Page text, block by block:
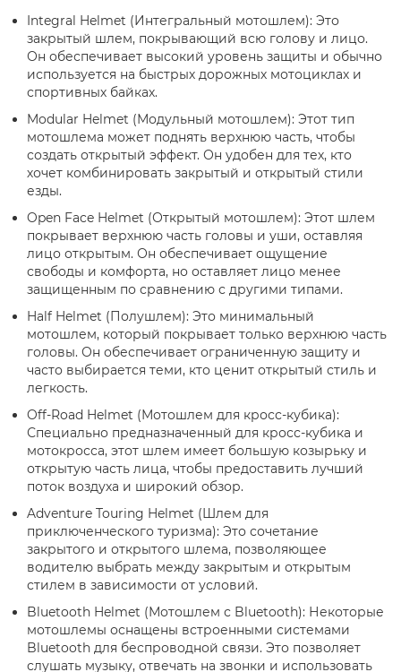
Integral Helmet (Интегральный мотошлем): Это
закрытый шлем, покрывающий всю голову и лицо.
Он обеспечивает высокий уровень защиты и обычно
используется на быстрых дорожных мотоциклах и
спортивных байках.
Modular Helmet (Модульный мотошлем): Этот тип
мотошлема может поднять верхнюю часть, чтобы
создать открытый эффект. Он удобен для тех, кто
хочет комбинировать закрытый и открытый стили
езды.
Open Face Helmet (Открытый мотошлем): Этот шлем
покрывает верхнюю часть головы и уши, оставляя
лицо открытым. Он обеспечивает ощущение
свободы и комфорта, но оставляет лицо менее
защищенным по сравнению с другими типами.
Half Helmet (Полушлем): Это минимальный
мотошлем, который покрывает только верхнюю часть
головы. Он обеспечивает ограниченную защиту и
часто выбирается теми, кто ценит открытый стиль и
легкость.
Off-Road Helmet (Мотошлем для кросс-кубика):
Специально предназначенный для кросс-кубика и
мотокросса, этот шлем имеет большую козырьку и
открытую часть лица, чтобы предоставить лучший
поток воздуха и широкий обзор.
Adventure Touring Helmet (Шлем для
приключенческого туризма): Это сочетание
закрытого и открытого шлема, позволяющее
водителю выбрать между закрытым и открытым
стилем в зависимости от условий.
Bluetooth Helmet (Мотошлем с Bluetooth): Некоторые
мотошлемы оснащены встроенными системами
Bluetooth для беспроводной связи. Это позволяет
слушать музыку, отвечать на звонки и использовать